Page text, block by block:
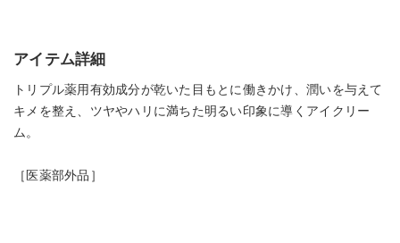
アイテム詳細
トリプル薬用有効成分が乾いた目もとに働きかけ、潤いを与えて
キメを整え、ツヤやハリに満ちた明るい印象に導くアイクリー
ム。
［医薬部外品］